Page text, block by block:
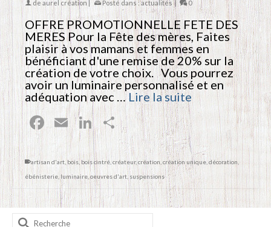
de aurel création | Posté dans :actualités | 0
OFFRE PROMOTIONNELLE FETE DES
MERES Pour la Fête des mères, Faites
plaisir à vos mamans et femmes en
bénéficiant d'une remise de 20% sur la
création de votre choix. Vous pourrez
avoir un luminaire personnalisé et en
adéquation avec …Lire la suite
Facebook
EmailLinkedIn
Partager
artisan d'art bois bois cintré créateur, création création unique décoration
ébénisterie luminaire oeuvres d'art,suspensions
Rechercher :